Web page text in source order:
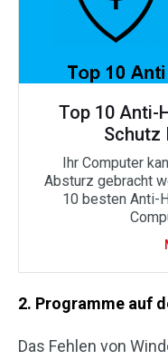
Top 10 Anti-
Schutz
Ihr Computer
Absturz gebracht
10 besten Anti-
2. Programme auf
Das Fehlen von